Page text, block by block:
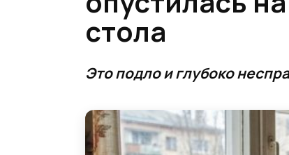
стола
Это подло и глубоко